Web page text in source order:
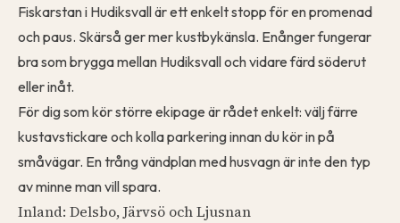
Fiskarstan i Hudiksvall är ett enkelt stopp för en promenad
och paus. Skärså ger mer kustbykänsla. Enånger fungerar
bra som brygga mellan Hudiksvall och vidare färd söderut
eller inåt.
För dig som kör större ekipage är rådet enkelt: välj färre
kustavstickare och kolla parkering innan du kör in på
småvägar. En trång vändplan med husvagn är inte den typ
av minne man vill spara.
Inland: Delsbo, Järvsö och Ljusnan